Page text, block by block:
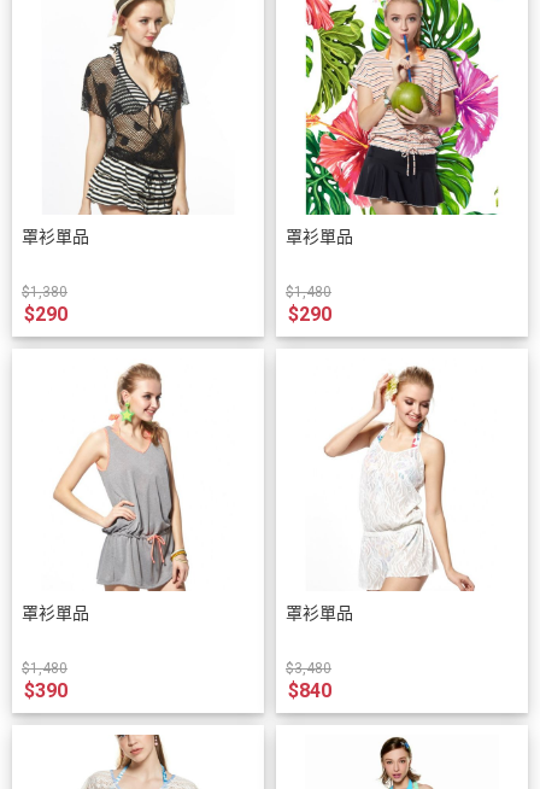
罩衫單品
$1,380
$290
罩衫單品
$1,480
$290
罩衫單品
$1,480
$390
罩衫單品
$3,480
$840